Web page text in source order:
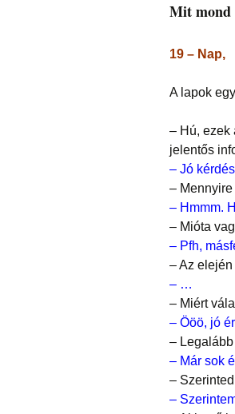
Mit mond
19 –
A lapok
– Hú, ezek
jelentős
– Jó
–
– Hmmm.
– Mióta
– Pfh,
– Az
– …
– Miért
– Ööö, jó
–
– Már sok
–
–